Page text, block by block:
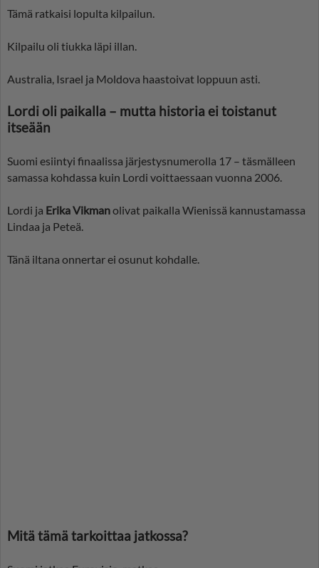
Tämä ratkaisi lopulta kilpailun.
Kilpailu oli tiukka läpi illan.
Australia, Israel ja Moldova haastoivat loppuun asti.
Lordi oli paikalla – mutta historia ei toistanut
itseään
Suomi esiintyi finaalissa järjestysnumerolla 17 – täsmälleen
samassa kohdassa kuin Lordi voittaessaan vuonna 2006.
Lordi ja Erika Vikmanolivat paikalla Wienissä kannustamassa
Lindaa ja Peteä.
Tänä iltana onnertar ei osunut kohdalle.
Mitä tämä tarkoittaa jatkossa?